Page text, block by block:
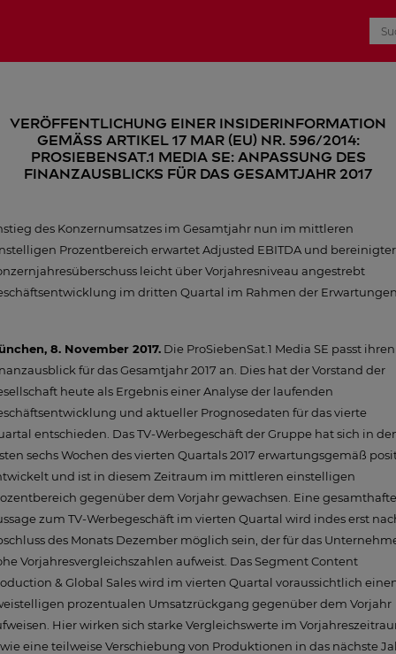
VERÖFFENTLICHUNG EINER INSIDERINFORMATION
GEMÄSS ARTIKEL 17 MAR (EU) NR. 596/2014:
ProSiebenSat.1 Media SE: Anpassung des
Finanzausblicks für das Gesamtjahr 2017
des Konzernumsatzes im Gesamtjahr nun im mittleren
Prozentbereich erwartet Adjusted EBITDA und bereinigter
leicht über Vorjahresniveau angestrebt
im dritten Quartal im Rahmen der
8. November 2017. Die ProSiebenSat.1 Media SE passt ihren
für das Gesamtjahr 2017 an. Dies hat der Vorstand der
heute als Ergebnis einer Analyse der laufenden
und aktueller Prognosedaten für das vierte
entschieden. Das TV-Werbegeschäft der Gruppe hat sich in
sechs Wochen des vierten Quartals 2017 erwartungsgemäß
und ist in diesem Zeitraum im mittleren einstelligen
gegenüber dem Vorjahr gewachsen. Eine gesamthafte
zum TV-Werbegeschäft im vierten Quartal wird indes erst
des Monats Dezember möglich sein, der für das
Vorjahresvergleichszahlen aufweist. Das Segment Content
& Global Sales wird im vierten Quartal voraussichtlich
prozentualen Umsatzrückgang gegenüber dem Vorjahr
Hier wirken sich starke Vergleichswerte im
eine teilweise Verschiebung von Produktionen in das nächste